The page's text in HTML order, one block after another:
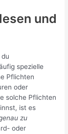
und
spezielle
Pflichten
oder
solche Pflichten
ist es
zu
oder